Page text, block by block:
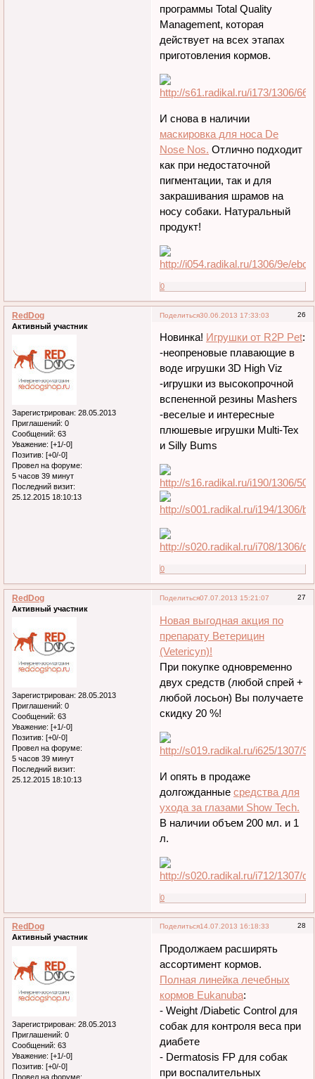
программы Total Quality
Management, которая
действует на всех этапах
приготовления кормов.
И снова в наличии
маскировка для носа De
Nose Nos. Отлично подходит
как при недостаточной
пигментации, так и для
закрашивания шрамов на
носу собаки. Натуральный
продукт!
0
Поделиться 26
30.06.2013 17:33:03
RedDog
Активный участник
Зарегистрирован: 28.05.2013
Приглашений: 0
Сообщений: 63
Уважение: [+1/-0]
Позитив: [+0/-0]
Провел на форуме:
5 часов 39 минут
Последний визит:
25.12.2015 18:10:13
Новинка! Игрушки от R2P Pet:
-неопреновые плавающие в
воде игрушки 3D High Viz
-игрушки из высокопрочной
вспененной резины Mashers
-веселые и интересные
плюшевые игрушки Multi-Tex
и Silly Bums
0
Поделиться 27
07.07.2013 15:21:07
RedDog
Активный участник
Зарегистрирован: 28.05.2013
Приглашений: 0
Сообщений: 63
Уважение: [+1/-0]
Позитив: [+0/-0]
Провел на форуме:
5 часов 39 минут
Последний визит:
25.12.2015 18:10:13
Новая выгодная акция по
препарату Ветерицин
(Vetericyn)!
При покупке одновременно
двух средств (любой спрей +
любой лосьон) Вы получаете
скидку 20 %!
И опять в продаже
долгожданныесредства для
ухода за глазами Show Tech.
В наличии объем 200 мл. и 1
л.
0
Поделиться 28
14.07.2013 16:18:33
RedDog
Активный участник
Зарегистрирован: 28.05.2013
Приглашений: 0
Сообщений: 63
Уважение: [+1/-0]
Позитив: [+0/-0]
Провел на форуме:
Продолжаем расширять
ассортимент кормов.
Полная линейка лечебных
кормов Eukanuba:
- Weight /Diabetic Control для
собак для контроля веса при
диабете
- Dermatosis FP для собак
при воспалительных